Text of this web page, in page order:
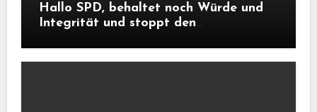
Hallo SPD, behaltet noch Würde und
Integrität und stoppt den
Informationsfreiheit!